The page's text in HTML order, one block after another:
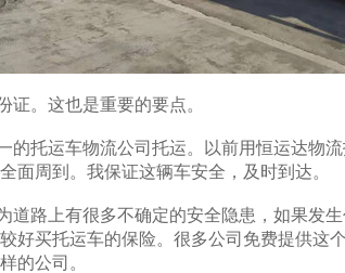
证。这也是重要的要点。
的托运车物流公司托运。以前用恒运达物
面周到。我保证这辆车安全，及时到达。
道路上有很多不确定的安全隐患，如果发
好买托运车的保险。很多公司免费提供这
的公司。